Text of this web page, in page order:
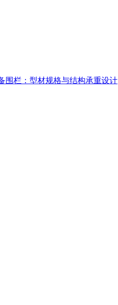
围栏：型材规格与结构承重设计